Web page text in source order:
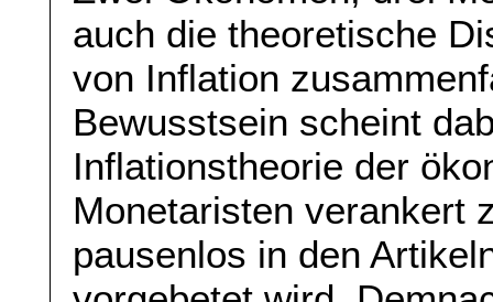
auch die theoretische
von Inflation
Bewusstsein scheint
Inflationstheorie der
Monetaristen verankert
pausenlos in den